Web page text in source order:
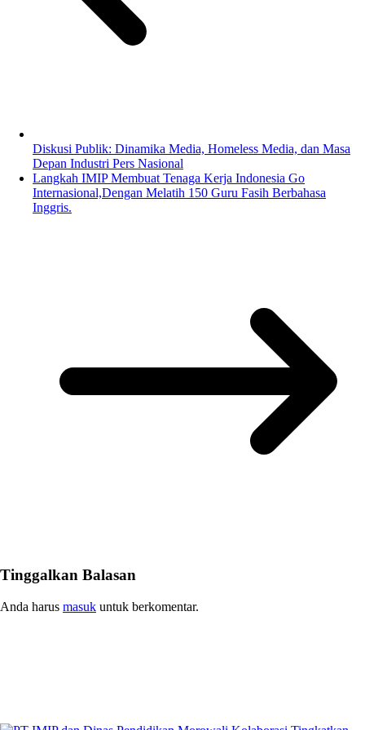
Diskusi Publik: Dinamika Media, Homeless Media, dan Masa
Depan Industri Pers Nasional
Langkah IMIP Membuat Tenaga Kerja Indonesia Go
Internasional,Dengan Melatih 150 Guru Fasih Berbahasa
Inggris.
Tinggalkan Balasan
Anda harus masuk untuk berkomentar.